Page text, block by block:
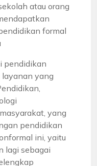
atau orang
formal
pendidikan
layanan yang
yang
pendidikan
ini, yaitu
lagi sebagai